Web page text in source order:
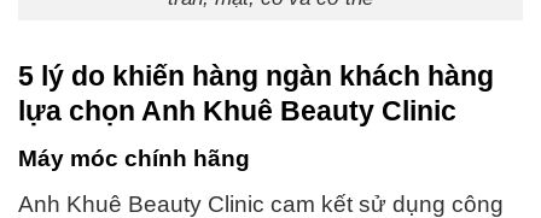
5 lý do khiến hàng ngàn khách hàng
lựa chọn Anh Khuê Beauty Clinic
Máy móc chính hãng
Anh Khuê Beauty Clinic cam kết sử dụng công